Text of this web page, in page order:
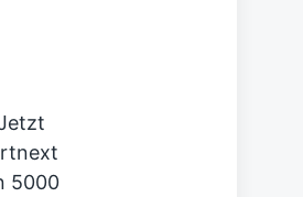
5000